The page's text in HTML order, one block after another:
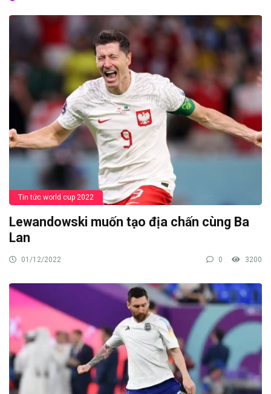
Tin tức world cup 2022
Lewandowski muốn tạo địa chấn cùng Ba
Lan
01/12/2022 0 3200